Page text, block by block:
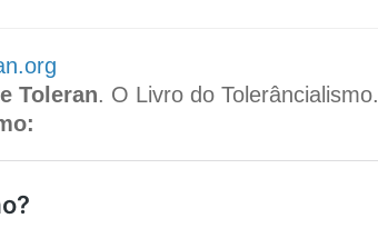
Toleran. O Livro do Tolerâncialismo.